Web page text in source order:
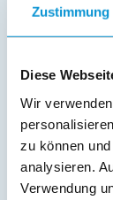
Zustimmung
Diese
Wir
zu können
analysieren.
Verwendung
online buchbar